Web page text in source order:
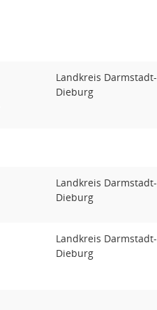
Landkreis Darmstadt-
Dieburg
Landkreis Darmstadt-
Dieburg
Landkreis Darmstadt-
Dieburg